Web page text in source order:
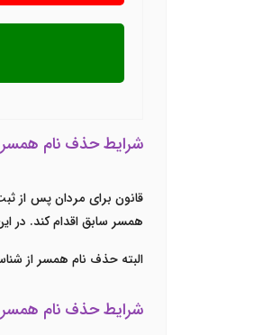
شرایط حذف نام همسر
قانون برای مردان پس از
همسر سابق اقدام کند. در
البته حذف نام همسر از
شرایط حذف نام همسر